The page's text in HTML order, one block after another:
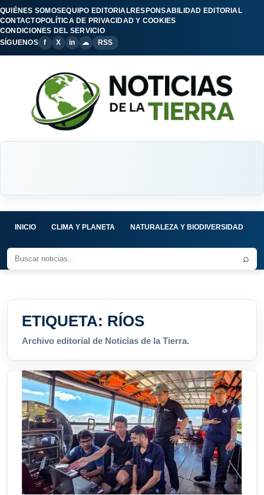
QUIÉNES SOMOSEQUIPO EDITORIALRESPONSABILIDAD EDITORIAL
CONTACTOPOLÍTICA DE PRIVACIDAD Y COOKIES
CONDICIONES DEL SERVICIO
SÍGUENOS
f X in ☁ RSS
INICIO CLIMA Y PLANETA NATURALEZA Y BIODIVERSIDAD
⌕
ETIQUETA: RÍOS
Archivo editorial de Noticias de la Tierra.